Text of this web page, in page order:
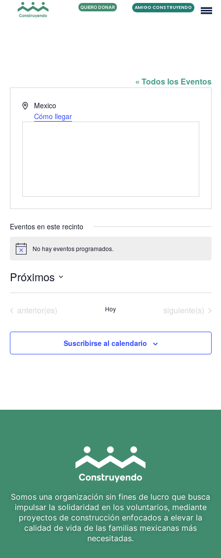
QUIERO DONAR AMIGO CONSTRUYENDO
« Todos los Eventos
Dirección
Mexico
Cómo llegar
Eventos en este recinto
Aviso No hay eventos programados.
Próximos
la
Eventos
anterior(es) Hoy Eventos
siguiente(s)
Suscribirse al calendario
Somos una organización sin fines de lucro que busca
impulsar la solidaridad en los voluntarios, mediante
proyectos de construcción enfocados a elevar la
calidad de vida de las familias mexicanas más
necesitadas.